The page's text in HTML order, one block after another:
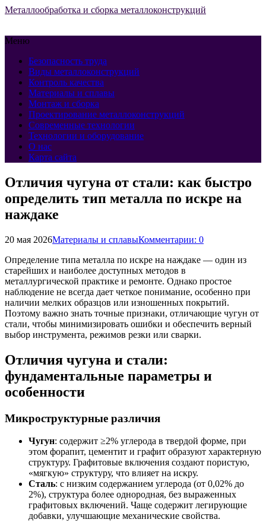
Металлообработка и сборка металлоконструкций
Меню
Безопасность труда
Виды металлоконструкций
Контроль качества
Материалы и сплавы
Монтаж и сборка
Проектирование металлоконструкций
Современные технологии
Технологии и оборудование
О нас
Карта сайта
Отличия чугуна от стали: как быстро
определить тип металла по искре на
наждаке
20 мая 2026Материалы и сплавыКомментарии: 0
Определение типа металла по искре на наждаке — один из
старейших и наиболее доступных методов в
металлургической практике и ремонте. Однако простое
наблюдение не всегда дает четкое понимание, особенно при
наличии мелких образцов или изношенных покрытий.
Поэтому важно знать точные признаки, отличающие чугун от
стали, чтобы минимизировать ошибки и обеспечить верный
выбор инструмента, режимов резки или сварки.
Отличия чугуна и стали:
фундаментальные параметры и
особенности
Микроструктурные различия
Чугун: содержит ≥2% углерода в твердой форме, при
этом форапит, цементит и графит образуют характерную
структуру. Графитовые включения создают пористую,
«мягкую» структуру, что влияет на искру.
Сталь: с низким содержанием углерода (от 0,02% до
2%), структура более однородная, без выраженных
графитовых включений. Чаще содержит легирующие
добавки, улучшающие механические свойства.